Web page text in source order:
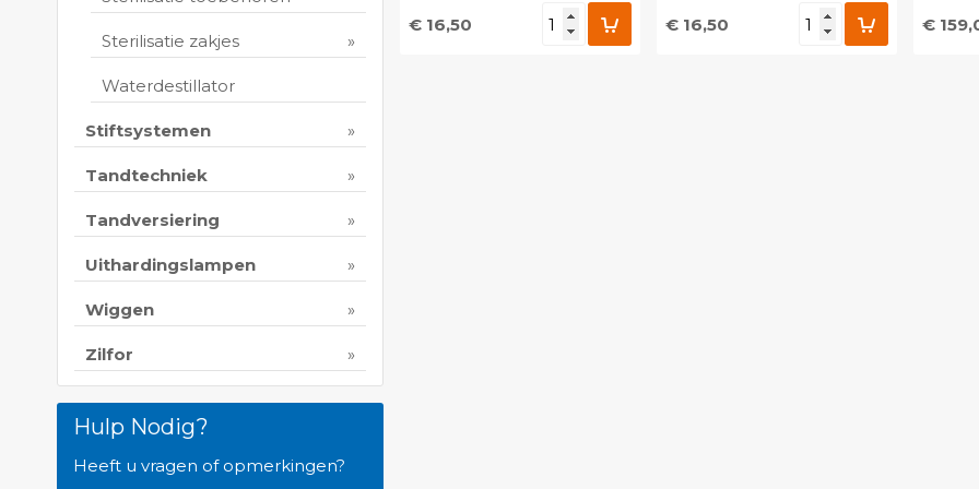
€ 16,50 € 16,50 €
Sterilisatie zakjes
Waterdestillator
Stiftsystemen
Tandtechniek
Tandversiering
Uithardingslampen
Wiggen
Zilfor
Hulp Nodig?
Heeft u vragen of opmerkingen?